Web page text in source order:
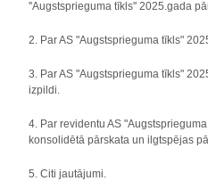
''Augstsprieguma tīkls'' 2025.gada
2. Par AS "Augstsprieguma tīkls"
3. Par AS "Augstsprieguma tīkls"
izpildi.
4. Par revidentu AS
konsolidētā pārskata un ilgtspējas
5. Citi jautājumi.